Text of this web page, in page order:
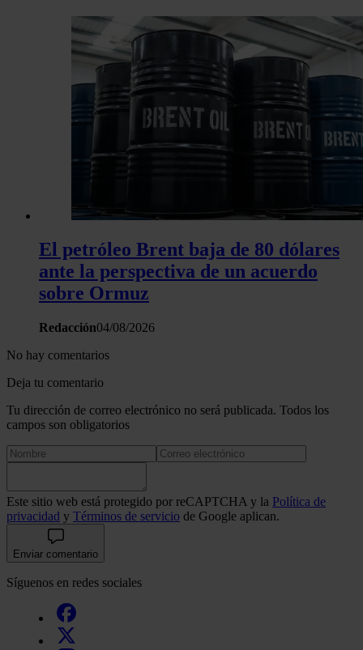
El petróleo Brent baja de 80 dólares
ante la perspectiva de un acuerdo
sobre Ormuz
Redacción04/08/2026
No hay comentarios
Deja tu comentario
Tu dirección de correo electrónico no será publicada. Todos los
campos son obligatorios
Este sitio web está protegido por reCAPTCHA y la Política de
privacidad y Términos de servicio de Google aplican.
Enviar comentario
Síguenos en redes sociales